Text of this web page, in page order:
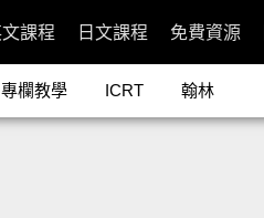
課程 日文課程 免費資源
專欄教學 ICRT 翰林